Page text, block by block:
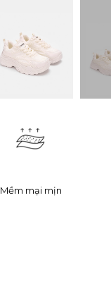
Mềm mại mịn